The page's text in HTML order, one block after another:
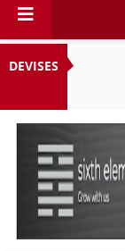
anareo!
DEVISES